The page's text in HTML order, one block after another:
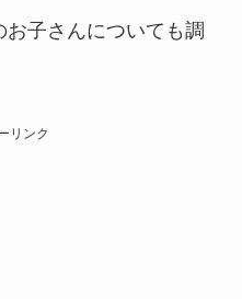
子さんについても調
リンク